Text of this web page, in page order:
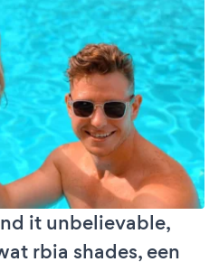
it unbelievable,
rbia shades, een